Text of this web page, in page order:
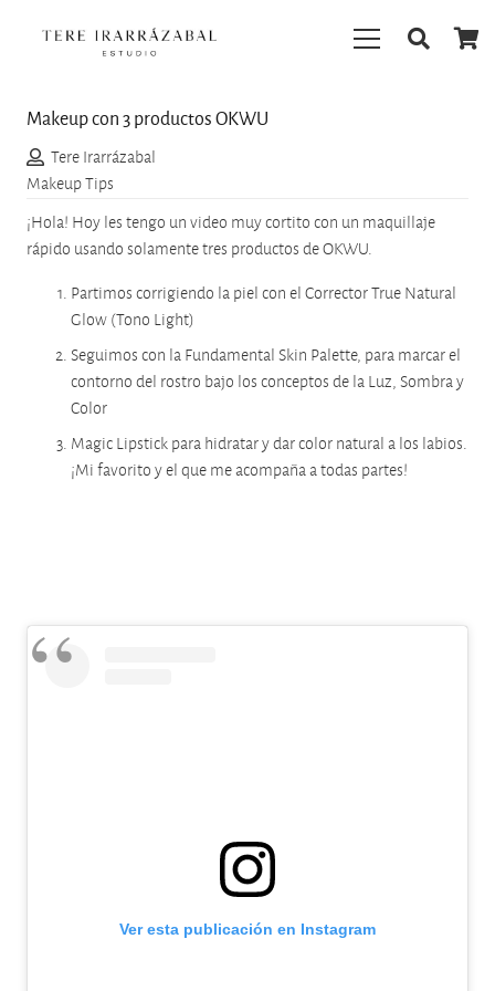
Makeup con 3 productos OKWU
Tere Irarrázabal
Makeup Tips
¡Hola! Hoy les tengo un video muy cortito con un maquillaje
rápido usando solamente tres productos de OKWU.
Partimos corrigiendo la piel con el Corrector True Natural
Glow (Tono Light)
Seguimos con la Fundamental Skin Palette, para marcar el
contorno del rostro bajo los conceptos de la Luz, Sombra y
Color
Magic Lipstick para hidratar y dar color natural a los labios.
¡Mi favorito y el que me acompaña a todas partes!
Ver esta publicación en Instagram